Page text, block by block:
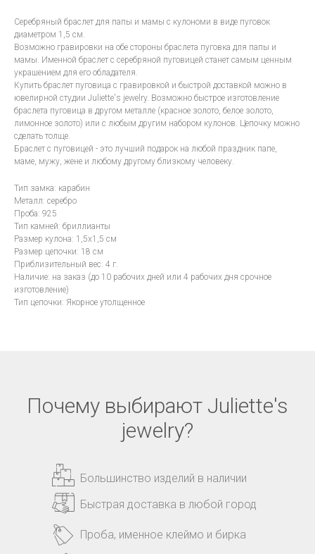
Серебряный браслет для папы и мамы с кулономи в виде пуговок
диаметром 1,5 см.
Возможно гравировки на обе стороны браслета пуговка для папы и
мамы. Именной браслет с серебряной пуговицей станет самым ценным
украшением для его обладателя.
Купить браслет пуговица с гравировкой и быстрой доставкой можно в
ювелирной студии Juliette's jewelry. Возможно быстрое изготовление
браслета пуговица в другом металле (красное золото, белое золото,
лимонное золото) или с любым другим набором кулонов. Цепочку можно
сделать толще.
Браслет с пуговицей - это лучший подарок на любой праздник папе,
маме, мужу, жене и любому другому близкому человеку.
Тип замка: карабин
Металл: серебро
Проба: 925
Тип камней: бриллианты
Размер кулона: 1,5x1,5 см
Размер цепочки: 18 см
Приблизительный вес: 4 г.
Наличие: на заказ (до 10 рабочих дней или 4 рабочих дня срочное
изготовление)
Тип цепочки: Якорное утолщенное
Почему выбирают Juliette's
jewelry?
Большинство изделий в наличии
Быстрая доставка в любой город
Проба, именное клеймо и бирка